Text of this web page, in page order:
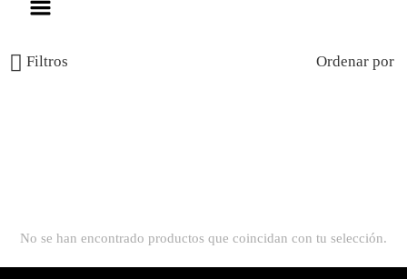
Filtros Ordenar por
No se han encontrado productos que coincidan con tu selección.